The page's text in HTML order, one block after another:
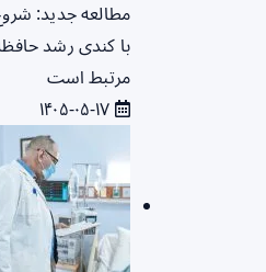
مطالعه جدید:
با کندی رشد
مرتبط است